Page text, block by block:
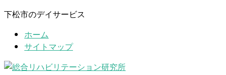
コ
ツ
ナ
シ
下松市のデイサービス
ホーム
サイトマップ